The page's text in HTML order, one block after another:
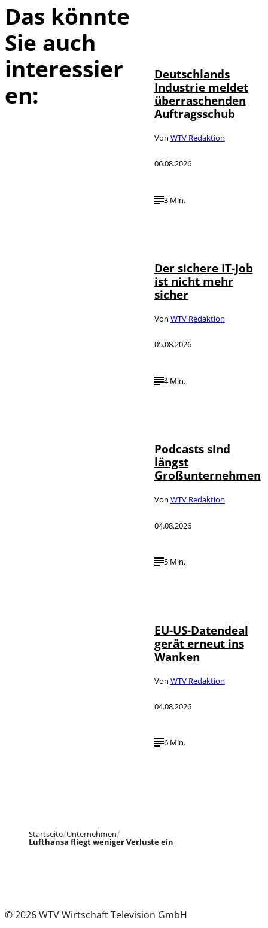
Das könnte
Sie auch
interessier
en:
Deutschlands
Industrie meldet
überraschenden
Auftragsschub
Von WTV Redaktion
06.08.2026
3 Min.
Der sichere IT-Job
ist nicht mehr
sicher
Von WTV Redaktion
05.08.2026
4 Min.
Podcasts sind
längst
Großunternehmen
Von WTV Redaktion
04.08.2026
5 Min.
EU-US-Datendeal
gerät erneut ins
Wanken
Von WTV Redaktion
04.08.2026
6 Min.
Startseite Unternehmen
Lufthansa fliegt weniger Verluste ein
© 2026 WTV Wirtschaft Television GmbH